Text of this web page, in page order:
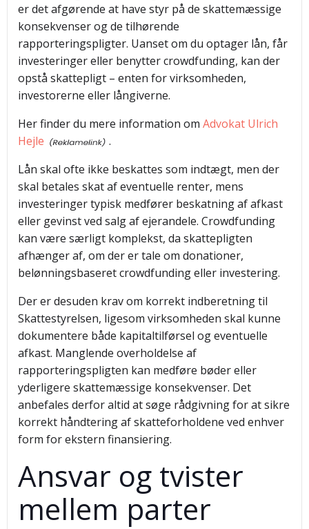
er det afgørende at have styr på de skattemæssige
konsekvenser og de tilhørende
rapporteringspligter. Uanset om du optager lån, får
investeringer eller benytter crowdfunding, kan der
opstå skattepligt – enten for virksomheden,
investorerne eller långiverne.
Her finder du mere information om Advokat Ulrich
Hejle
.
Lån skal ofte ikke beskattes som indtægt, men der
skal betales skat af eventuelle renter, mens
investeringer typisk medfører beskatning af afkast
eller gevinst ved salg af ejerandele. Crowdfunding
kan være særligt komplekst, da skattepligten
afhænger af, om der er tale om donationer,
belønningsbaseret crowdfunding eller investering.
Der er desuden krav om korrekt indberetning til
Skattestyrelsen, ligesom virksomheden skal kunne
dokumentere både kapitaltilførsel og eventuelle
afkast. Manglende overholdelse af
rapporteringspligten kan medføre bøder eller
yderligere skattemæssige konsekvenser. Det
anbefales derfor altid at søge rådgivning for at sikre
korrekt håndtering af skatteforholdene ved enhver
form for ekstern finansiering.
Ansvar og tvister
mellem parter